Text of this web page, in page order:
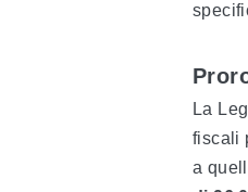
La
fiscali
a